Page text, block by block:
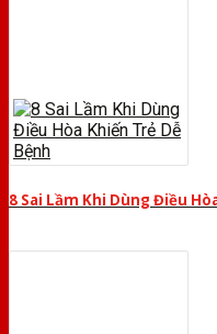
8 Sai Lầm Khi Dùng Điều